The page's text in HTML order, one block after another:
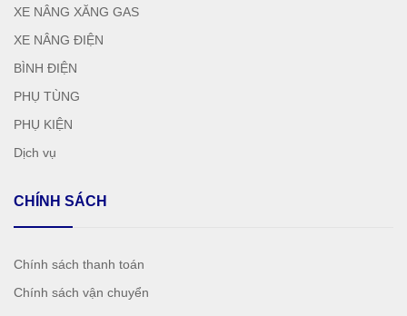
XE NÂNG XĂNG GAS
XE NÂNG ĐIỆN
BÌNH ĐIỆN
PHỤ TÙNG
PHỤ KIỆN
Dịch vụ
CHÍNH SÁCH
Chính sách thanh toán
Chính sách vận chuyển